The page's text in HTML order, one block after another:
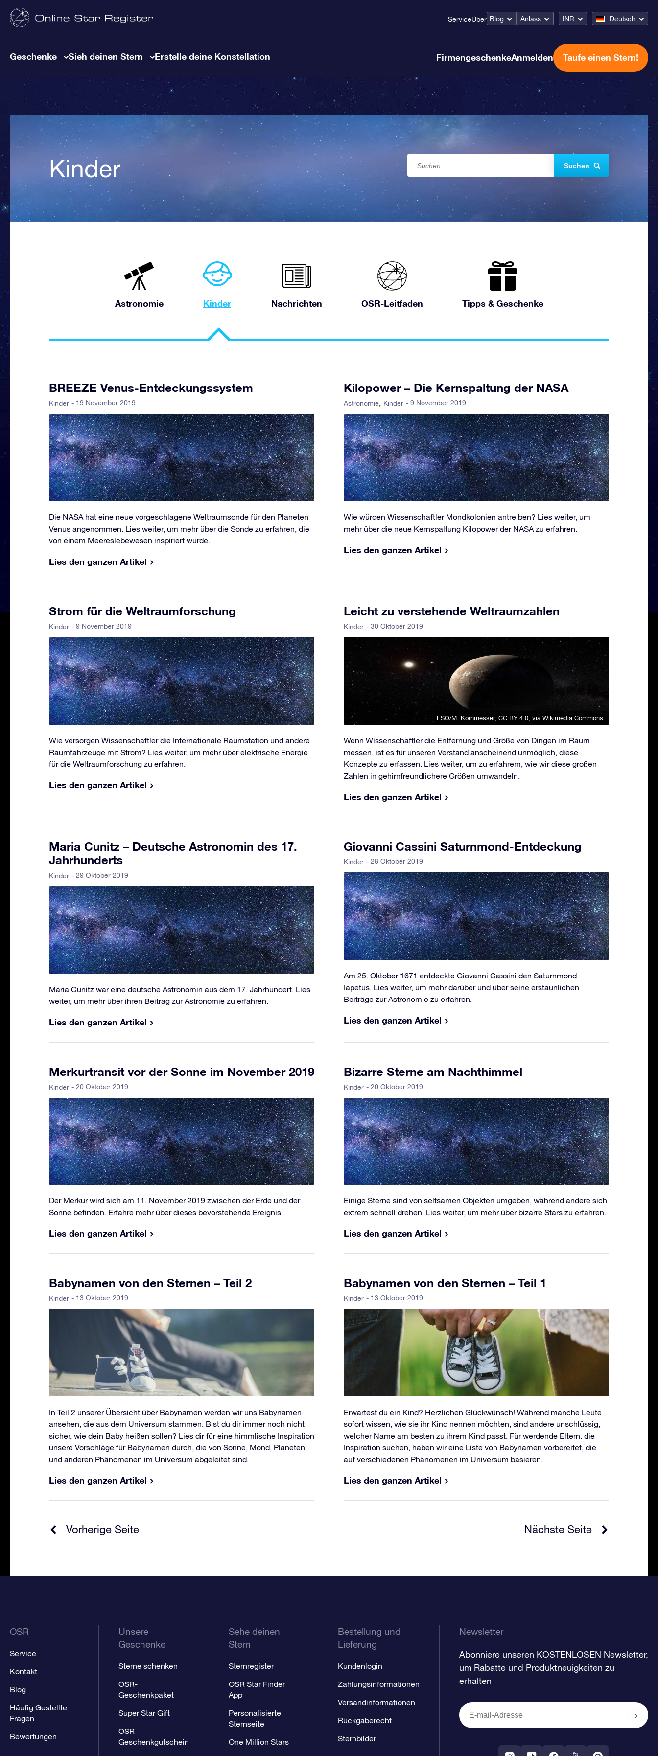
ServiceÜber Blog Anlass INR Deutsch
Geschenke Sieh deinen Stern Erstelle deine Konstellation FirmengeschenkeAnmelden Taufe einen Stern!
Kinder Suchen
Astronomie Kinder Nachrichten OSR-Leitfaden Tipps & Geschenke
BREEZE Venus-Entdeckungssystem
Kinder - 19 November 2019
Die NASA hat eine neue vorgeschlagene Weltraumsonde für den Planeten
Venus angenommen. Lies weiter, um mehr über die Sonde zu erfahren, die
von einem Meereslebewesen inspiriert wurde.
Lies den ganzen Artikel
Kilopower – Die Kernspaltung der NASA
Astronomie Kinder - 9 November 2019
Wie würden Wissenschaftler Mondkolonien antreiben? Lies weiter, um
mehr über die neue Kernspaltung Kilopower der NASA zu erfahren.
Lies den ganzen Artikel
Strom für die Weltraumforschung
Kinder - 9 November 2019
Wie versorgen Wissenschaftler die Internationale Raumstation und andere
Raumfahrzeuge mit Strom? Lies weiter, um mehr über elektrische Energie
für die Weltraumforschung zu erfahren.
Lies den ganzen Artikel
Leicht zu verstehende Weltraumzahlen
Kinder - 30 Oktober 2019
ESO/M. Kornmesser, CC BY 4.0 , via Wikimedia Commons
Wenn Wissenschaftler die Entfernung und Größe von Dingen im Raum
messen, ist es für unseren Verstand anscheinend unmöglich, diese
Konzepte zu erfassen. Lies weiter, um zu erfahrem, wie wir diese großen
Zahlen in gehirnfreundlichere Größen umwandeln.
Lies den ganzen Artikel
Maria Cunitz – Deutsche Astronomin des 17.
Jahrhunderts
Kinder - 29 Oktober 2019
Maria Cunitz war eine deutsche Astronomin aus dem 17. Jahrhundert. Lies
weiter, um mehr über ihren Beitrag zur Astronomie zu erfahren.
Lies den ganzen Artikel
Giovanni Cassini Saturnmond-Entdeckung
Kinder - 28 Oktober 2019
Am 25. Oktober 1671 entdeckte Giovanni Cassini den Saturnmond
Iapetus. Lies weiter, um mehr darüber und über seine erstaunlichen
Beiträge zur Astronomie zu erfahren.
Lies den ganzen Artikel
Merkurtransit vor der Sonne im November 2019
Kinder - 20 Oktober 2019
Der Merkur wird sich am 11. November 2019 zwischen der Erde und der
Sonne befinden. Erfahre mehr über dieses bevorstehende Ereignis.
Lies den ganzen Artikel
Bizarre Sterne am Nachthimmel
Kinder - 20 Oktober 2019
Einige Sterne sind von seltsamen Objekten umgeben, während andere sich
extrem schnell drehen. Lies weiter, um mehr über bizarre Stars zu erfahren.
Lies den ganzen Artikel
Babynamen von den Sternen – Teil 2
Kinder - 13 Oktober 2019
In Teil 2 unserer Übersicht über Babynamen werden wir uns Babynamen
ansehen, die aus dem Universum stammen. Bist du dir immer noch nicht
sicher, wie dein Baby heißen sollen? Lies dir für eine himmlische Inspiration
unsere Vorschläge für Babynamen durch, die von Sonne, Mond, Planeten
und anderen Phänomenen im Universum abgeleitet sind.
Lies den ganzen Artikel
Babynamen von den Sternen – Teil 1
Kinder - 13 Oktober 2019
Erwartest du ein Kind? Herzlichen Glückwünsch! Während manche Leute
sofort wissen, wie sie ihr Kind nennen möchten, sind andere unschlüssig,
welcher Name am besten zu ihrem Kind passt. Für werdende Eltern, die
Inspiration suchen, haben wir eine Liste von Babynamen vorbereitet, die
auf verschiedenen Phänomenen im Universum basieren.
Lies den ganzen Artikel
Nächste Seite
Vorherige Seite
OSR
Service
Kontakt
Blog
Häufig Gestellte
Fragen
Bewertungen
Unsere
Geschenke
Sterne schenken
OSR-
Geschenkpaket
Super Star Gift
OSR-
Geschenkgutschein
Sehe deinen
Stern
Sternregister
OSR Star Finder
App
Personalisierte
Sternseite
One Million Stars
Bestellung und
Lieferung
Kundenlogin
Zahlungsinformationen
Versandinformationen
Rückgaberecht
Sternbilder
Newsletter
Abonniere unseren KOSTENLOSEN Newsletter,
um Rabatte und Produktneuigkeiten zu
erhalten